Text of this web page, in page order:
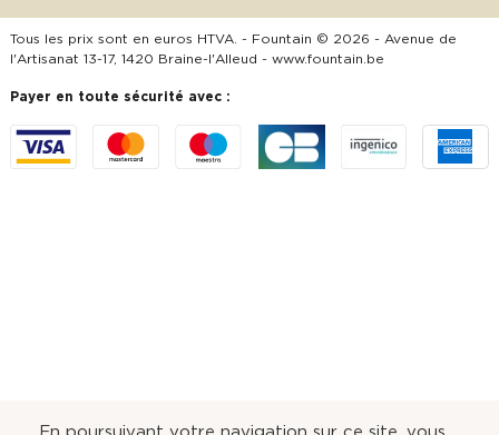
Tous les prix sont en euros HTVA. - Fountain © 2026 - Avenue de
l'Artisanat 13-17, 1420 Braine-l'Alleud - www.fountain.be
Payer en toute sécurité avec :